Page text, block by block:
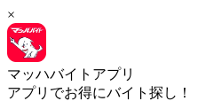
×
マッハバイトアプリ
アプリでお得にバイト探し！